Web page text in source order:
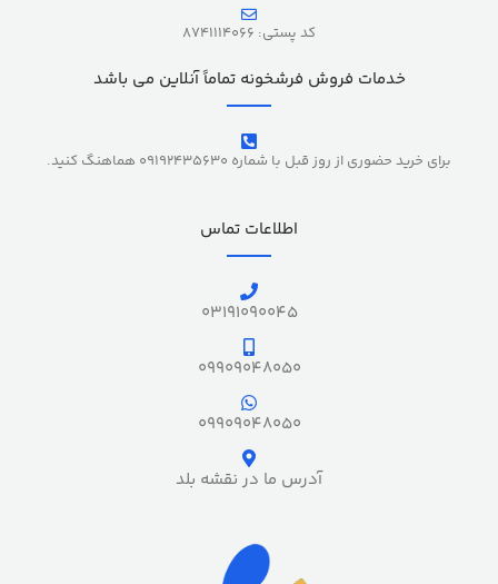
کد پستی: 8741114066
خدمات فروش فرشخونه تماماً آنلاین می باشد
برای خرید حضوری از روز قبل با شماره 09192435630 هماهنگ کنید.
اطلاعات تماس
03191090045
09909048050
09909048050
آدرس ما در نقشه بلد